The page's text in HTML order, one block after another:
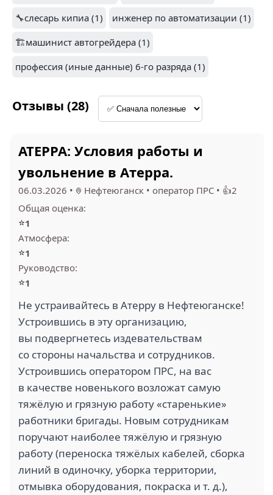
СТРОЙНЕФТЬ (1)
КОМПАНИЯ
ЕВРАЗИЯ (1)
СТРОЙ МОНТАЖ (1)
1.3
ТПЕС СЕРВИС (1) МПП ЭНЕРГИЯ (1)
1
СПЕЦТРАНССЕВЕР (1)
🔧слесарь кипиа (1)
инженер по автоматизации (1)
🏗️машинист автогрейдера (1)
профессия (иные данные) 6-го разряда (1)
Отзывы (28)
АТЕРРА: Условия работы и
увольнение в Атерра.
06.03.2026 • Нефтеюганск • оператор ПРС • 👍2
Общая оценка:
⭐1
Атмосфера:
⭐1
Руководство:
⭐1
Не устраивайтесь в Атерру в Нефтеюганске!
Устроившись в эту организацию,
вы подвергнетесь издевательствам
со стороны начальства и сотрудников.
Устроившись оператором ПРС, на вас
в качестве новенького возложат самую
тяжёлую и грязную работу «старенькие»
работники бригады. Новым сотрудникам
поручают наиболее тяжёлую и грязную
работу (переноска тяжёлых кабелей, сборка
линий в одиночку, уборка территории,
отмывка оборудования, покраска и т. д.),